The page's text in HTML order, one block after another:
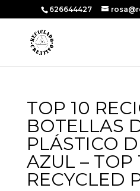
626644427
TOP 10
BOTELLAS
PLÁSTICO
AZUL – TOP
RECYCLED